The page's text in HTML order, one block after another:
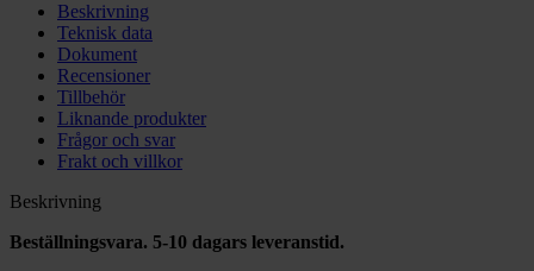
Beskrivning
Teknisk data
Dokument
Recensioner
Tillbehör
Liknande produkter
Frågor och svar
Frakt och villkor
Beskrivning
Beställningsvara. 5-10 dagars leveranstid.